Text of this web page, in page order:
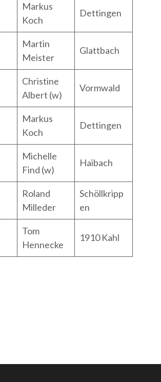
Markus
Koch
Dettingen
Martin
Meister
Glattbach
Christine
Albert (w)
Vormwald
Markus
Koch
Dettingen
Michelle
Find (w)
Haibach
Roland
Milleder
Schöllkripp
en
Tom
Hennecke
1910 Kahl